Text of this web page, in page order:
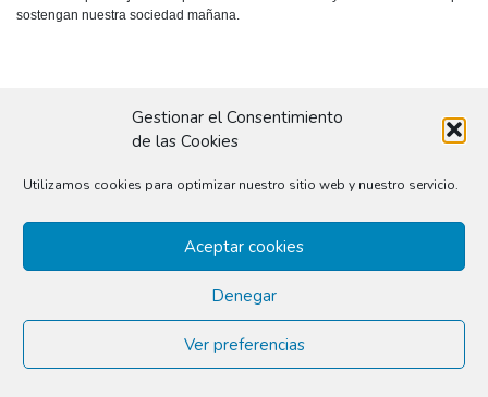
Gestionar el Consentimiento
de las Cookies
Utilizamos cookies para optimizar nuestro sitio web y nuestro servicio.
Aceptar cookies
Denegar
Ver preferencias
sostengan nuestra sociedad mañana.
No hay Informe técnico:
Delibera City Thinking S.L.